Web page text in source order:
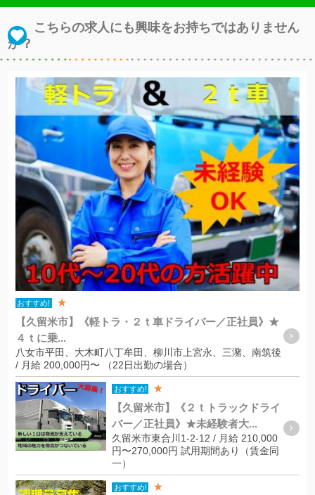
こちらの求人にも興味をお持ちではありません
か？
おすすめ! ★
【久留米市】《軽トラ・２ｔ車ドライバー／正社員》★
４ｔに乗...
八女市平田、大木町八丁牟田、柳川市上宮永、三潴、南筑後
/ 月給 200,000円〜 （22日出勤の場合）
おすすめ! ★
【久留米市】《２ｔトラックドライ
バー／正社員》★未経験者大...
久留米市東合川1-2-12 / 月給 210,000
円〜270,000円 試用期間あり（賃金同
一）
おすすめ! ★